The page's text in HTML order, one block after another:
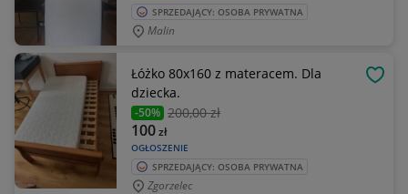
SPRZEDAJĄCY: OSOBA PRYWATNA
Malin
Łóżko 80x160 z materacem. Dla
dziecka.
-50% 200,00 zł
OGŁOSZENIE
100zł
SPRZEDAJĄCY: OSOBA PRYWATNA
Zgorzelec